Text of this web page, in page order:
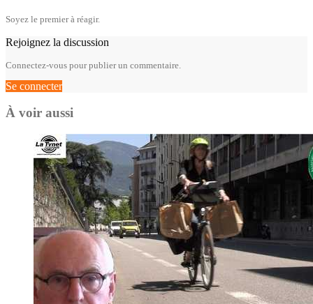
Soyez le premier à réagir.
Rejoignez la discussion
Connectez-vous pour publier un commentaire.
Se connecter
À voir aussi